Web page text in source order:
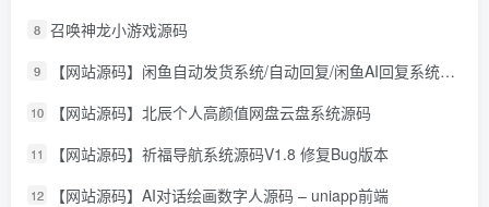
8 召唤神龙小游戏源码
9 【网站源码】闲鱼自动发货系统/自动回复/闲鱼AI回复系统源码
10 【网站源码】北辰个人高颜值网盘云盘系统源码
11 【网站源码】祈福导航系统源码V1.8 修复Bug版本
12 【网站源码】AI对话绘画数字人源码 – uniapp前端